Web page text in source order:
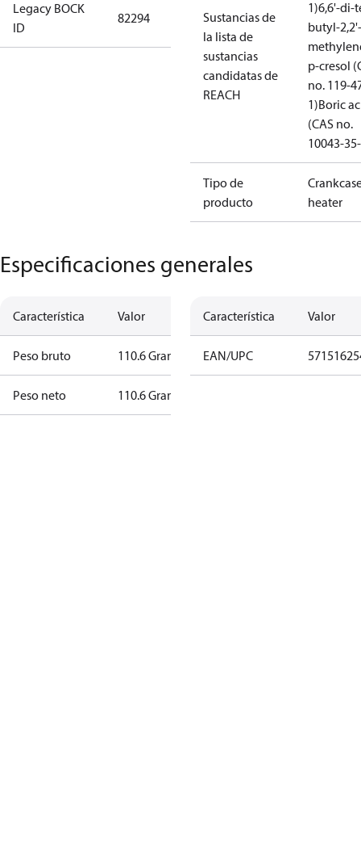
Legacy BOCK
ID
82294
Sustancias de
la lista de
sustancias
candidatas de
REACH
1)6,6'-di-
butyl-2,2'-
p-cresol
no. 119-
1)Boric
(CAS no.
10043-
Tipo de
producto
heater
Especificaciones generales
Característica Valor
Peso bruto 110.6 Gramo
Peso neto 110.6 Gramo
Característica Valor
EAN/UPC